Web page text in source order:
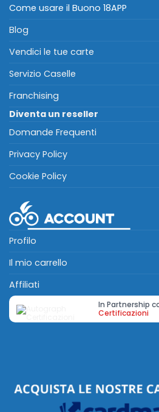
Come usare il Buono 18APP
Blog
Vendici le tue carte
Servizio Caselle
Franchising
Diventa un reseller
Domande Frequenti
Privacy Policy
Cookie Policy
Profilo
Il mio carrello
Affiliati
In Partnership
Certificazioni